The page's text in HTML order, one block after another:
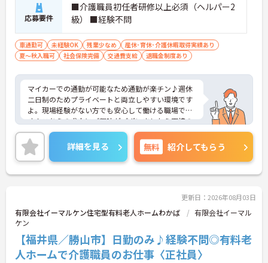
応募要件
■介護職員初任者研修以上必須（ヘルパー2
級） ■経験不問
車通勤可 未経験OK 残業少なめ
産休･育休･介護休暇取得実績あり
夏～秋入職可
社会保険完備 交通費支給 退職金制度あり
マイカーでの通勤が可能なため通勤が楽チン♪週休
二日制のためプライベートと両立しやすい環境です
よ。現場経験がない方でも安心して働ける職場で
す！こちらの求人にご興味がございましたら面接の
ポイントもお伝えしますので是非ご応募お待ちして
おります。
詳細を見る 無料 紹介してもらう
更新日：2026年08月03日
有限会社イーマルケン住宅型有料老人ホームわかば
有限会社イーマル
ケン
【福井県／勝山市】日勤のみ♪経験不問◎有料老
人ホームで介護職員のお仕事〈正社員〉